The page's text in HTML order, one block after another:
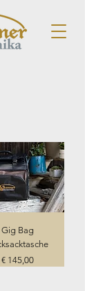
Gig Bag
Preis
€ 145,00